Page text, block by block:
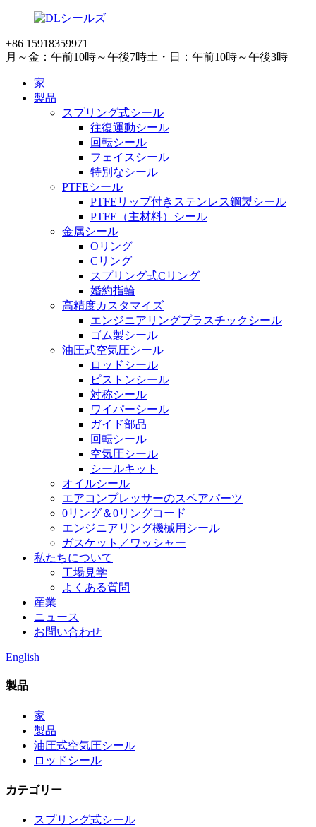
+86 15918359971
月～金：午前10時～午後7時土・日：午前10時～午後3時
家
製品
スプリング式シール
往復運動シール
回転シール
フェイスシール
特別なシール
PTFEシール
PTFEリップ付きステンレス鋼製シール
PTFE（主材料）シール
金属シール
Oリング
Cリング
スプリング式Cリング
婚約指輪
高精度カスタマイズ
エンジニアリングプラスチックシール
ゴム製シール
油圧式空気圧シール
ロッドシール
ピストンシール
対称シール
ワイパーシール
ガイド部品
回転シール
空気圧シール
シールキット
オイルシール
エアコンプレッサーのスペアパーツ
0リング＆0リングコード
エンジニアリング機械用シール
ガスケット／ワッシャー
私たちについて
工場見学
よくある質問
産業
ニュース
お問い合わせ
English
製品
家
製品
油圧式空気圧シール
ロッドシール
カテゴリー
スプリング式シール